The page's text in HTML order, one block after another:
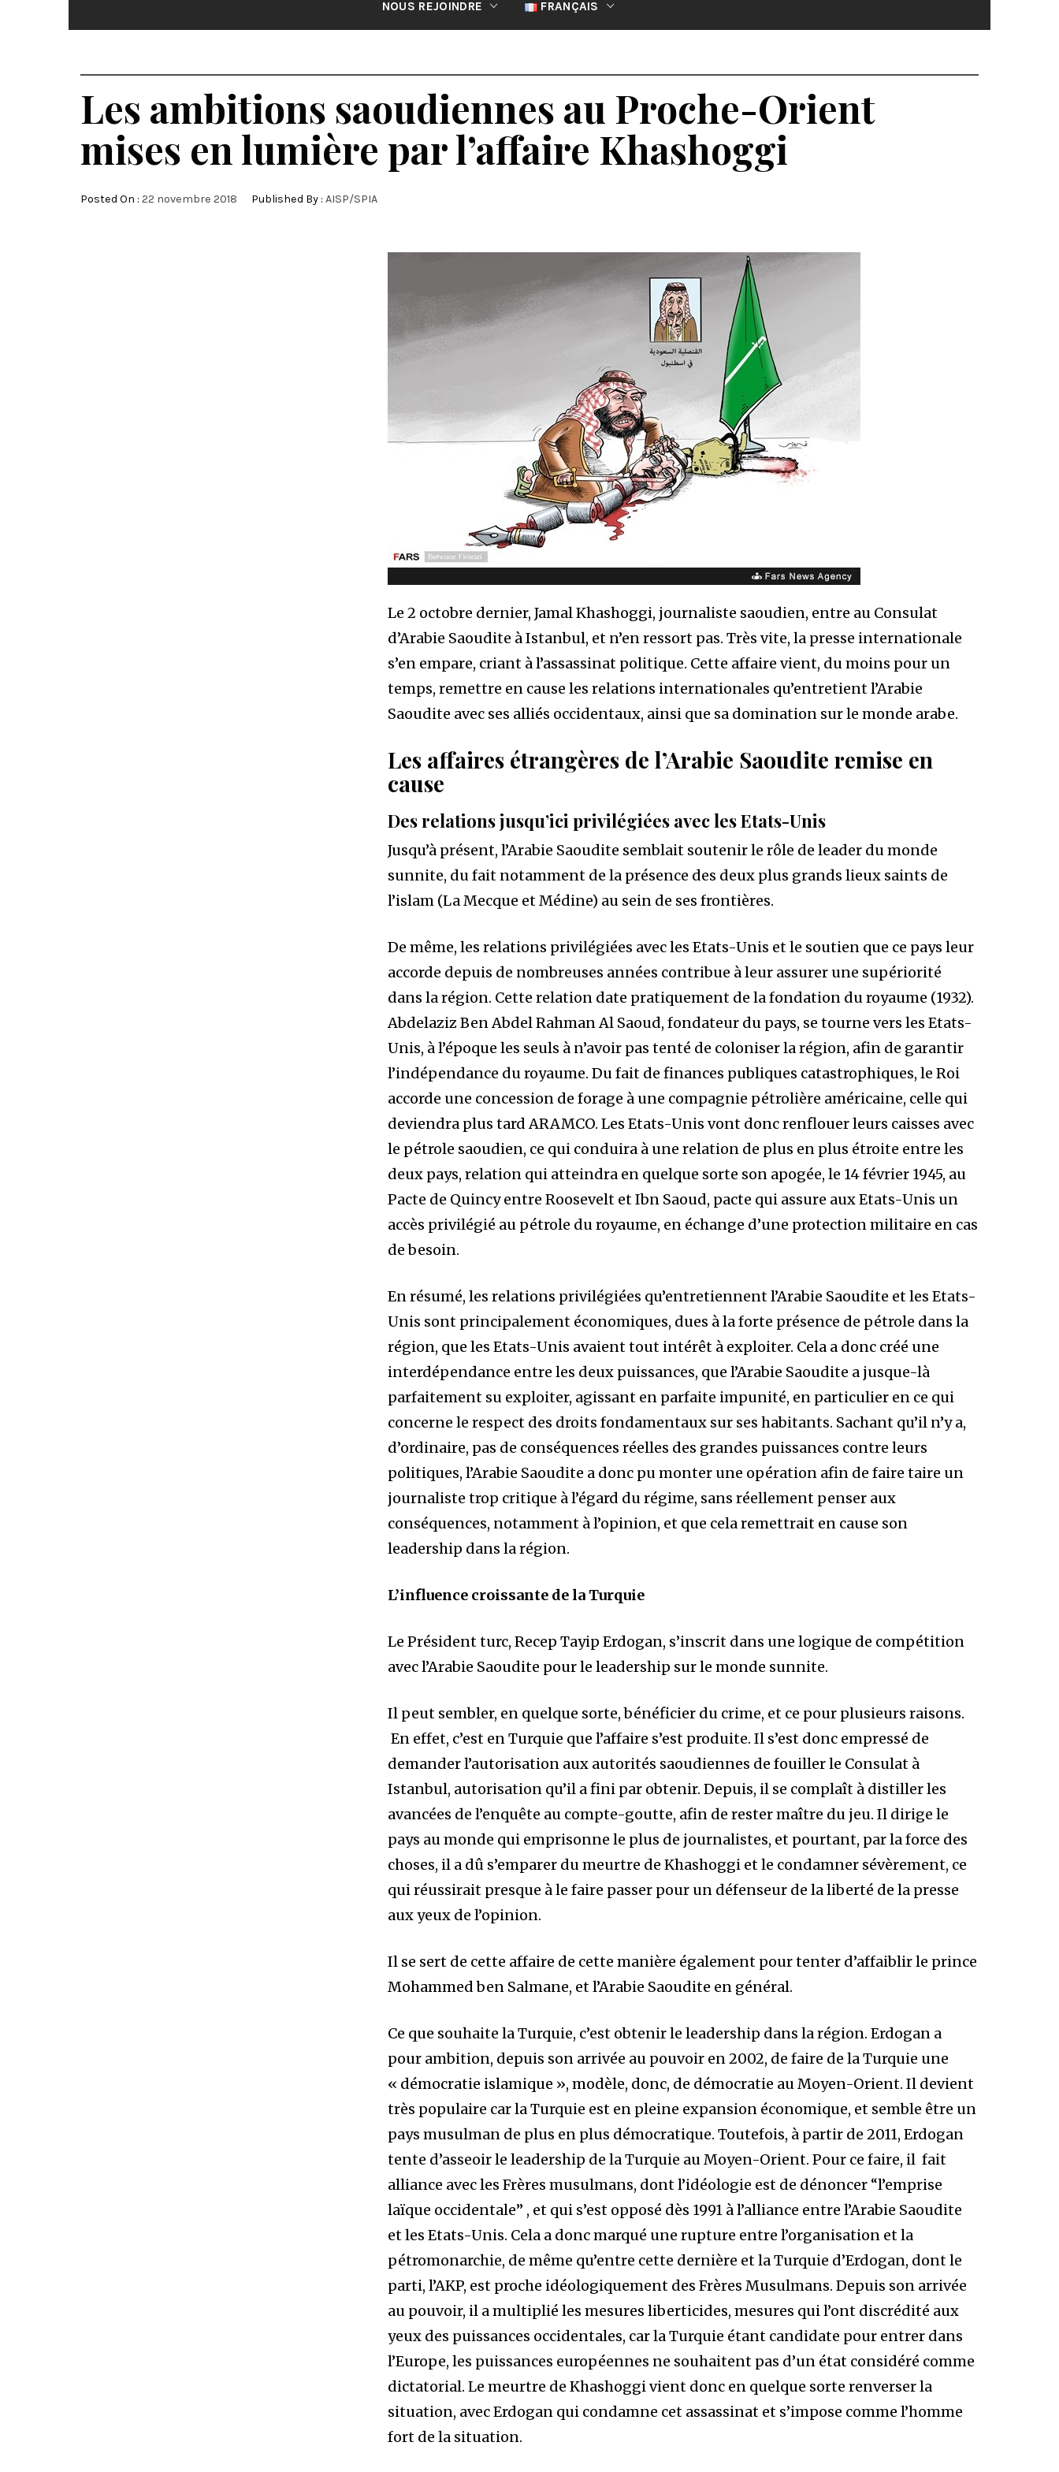
NOUS REJOINDRE FRANÇAIS
Les ambitions saoudiennes au Proche-Orient
mises en lumière par l’affaire Khashoggi
Posted On : 22 novembre 2018 Published By : AISP/SPIA
Le 2 octobre dernier, Jamal Khashoggi, journaliste saoudien, entre au Consulat
d’Arabie Saoudite à Istanbul, et n’en ressort pas. Très vite, la presse internationale
s’en empare, criant à l’assassinat politique. Cette affaire vient, du moins pour un
temps, remettre en cause les relations internationales qu’entretient l’Arabie
Saoudite avec ses alliés occidentaux, ainsi que sa domination sur le monde arabe.
Les affaires étrangères de l’Arabie Saoudite remise en
cause
Des relations jusqu’ici privilégiées avec les Etats-Unis
Jusqu’à présent, l’Arabie Saoudite semblait soutenir le rôle de leader du monde
sunnite, du fait notamment de la présence des deux plus grands lieux saints de
l’islam (La Mecque et Médine) au sein de ses frontières.
De même, les relations privilégiées avec les Etats-Unis et le soutien que ce pays leur
accorde depuis de nombreuses années contribue à leur assurer une supériorité
dans la région. Cette relation date pratiquement de la fondation du royaume (1932).
Abdelaziz Ben Abdel Rahman Al Saoud, fondateur du pays, se tourne vers les Etats-
Unis, à l’époque les seuls à n’avoir pas tenté de coloniser la région, afin de garantir
l’indépendance du royaume. Du fait de finances publiques catastrophiques, le Roi
accorde une concession de forage à une compagnie pétrolière américaine, celle qui
deviendra plus tard ARAMCO. Les Etats-Unis vont donc renflouer leurs caisses avec
le pétrole saoudien, ce qui conduira à une relation de plus en plus étroite entre les
deux pays, relation qui atteindra en quelque sorte son apogée, le 14 février 1945, au
Pacte de Quincy entre Roosevelt et Ibn Saoud, pacte qui assure aux Etats-Unis un
accès privilégié au pétrole du royaume, en échange d’une protection militaire en cas
de besoin.
En résumé, les relations privilégiées qu’entretiennent l’Arabie Saoudite et les Etats-
Unis sont principalement économiques, dues à la forte présence de pétrole dans la
région, que les Etats-Unis avaient tout intérêt à exploiter. Cela a donc créé une
interdépendance entre les deux puissances, que l’Arabie Saoudite a jusque-là
parfaitement su exploiter, agissant en parfaite impunité, en particulier en ce qui
concerne le respect des droits fondamentaux sur ses habitants. Sachant qu’il n’y a,
d’ordinaire, pas de conséquences réelles des grandes puissances contre leurs
politiques, l’Arabie Saoudite a donc pu monter une opération afin de faire taire un
journaliste trop critique à l’égard du régime, sans réellement penser aux
conséquences, notamment à l’opinion, et que cela remettrait en cause son
leadership dans la région.
L’influence croissante de la Turquie
Le Président turc, Recep Tayip Erdogan, s’inscrit dans une logique de compétition
avec l’Arabie Saoudite pour le leadership sur le monde sunnite.
Il peut sembler, en quelque sorte, bénéficier du crime, et ce pour plusieurs raisons.
En effet, c’est en Turquie que l’affaire s’est produite. Il s’est donc empressé de
demander l’autorisation aux autorités saoudiennes de fouiller le Consulat à
Istanbul, autorisation qu’il a fini par obtenir. Depuis, il se complaît à distiller les
avancées de l’enquête au compte-goutte, afin de rester maître du jeu. Il dirige le
pays au monde qui emprisonne le plus de journalistes, et pourtant, par la force des
choses, il a dû s’emparer du meurtre de Khashoggi et le condamner sévèrement, ce
qui réussirait presque à le faire passer pour un défenseur de la liberté de la presse
aux yeux de l’opinion.
Il se sert de cette affaire de cette manière également pour tenter d’affaiblir le prince
Mohammed ben Salmane, et l’Arabie Saoudite en général.
Ce que souhaite la Turquie, c’est obtenir le leadership dans la région. Erdogan a
pour ambition, depuis son arrivée au pouvoir en 2002, de faire de la Turquie une
« démocratie islamique », modèle, donc, de démocratie au Moyen-Orient.Il devient
très populaire car la Turquie est en pleine expansion économique, et semble être un
pays musulman de plus en plus démocratique. Toutefois, à partir de 2011, Erdogan
tente d’asseoir le leadership de la Turquie au Moyen-Orient. Pour ce faire, il fait
alliance avec les Frères musulmans, dont l’idéologie est de dénoncer “l’emprise
laïque occidentale” , et qui s’est opposé dès 1991 à l’alliance entre l’Arabie Saoudite
et les Etats-Unis. Cela a donc marqué une rupture entre l’organisation et la
pétromonarchie, de même qu’entre cette dernière et la Turquie d’Erdogan, dont le
parti, l’AKP, est proche idéologiquement des Frères Musulmans. Depuis son arrivée
au pouvoir, il a multiplié les mesures liberticides,mesures qui l’ont discrédité aux
yeux des puissances occidentales, car la Turquie étant candidate pour entrer dans
l’Europe, les puissances européennes ne souhaitent pas d’un état considéré comme
dictatorial. Le meurtre de Khashoggi vient donc en quelque sorte renverser la
situation, avec Erdogan qui condamne cet assassinat et s’impose comme l’homme
fort de la situation.